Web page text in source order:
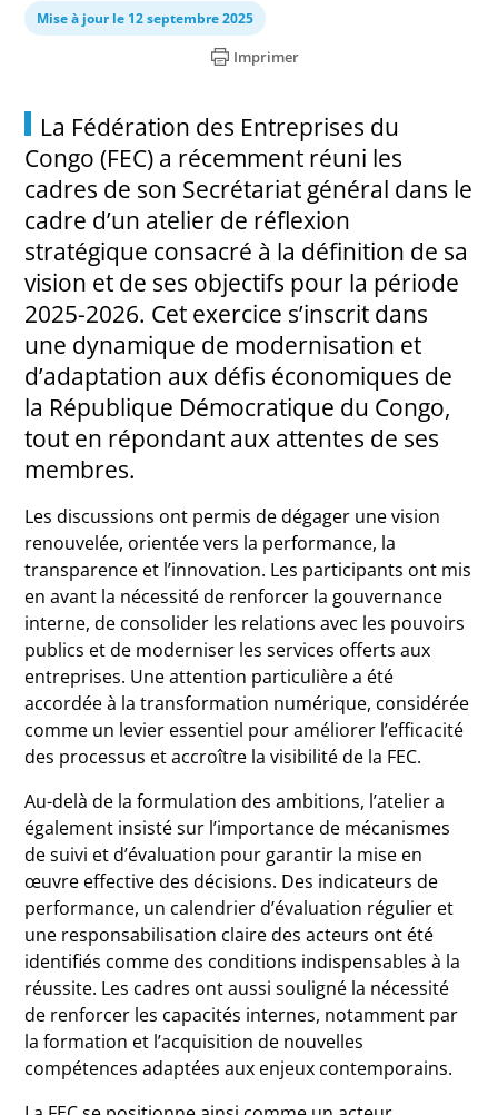
Mise à jour le 12 septembre 2025
Imprimer
La Fédération des Entreprises du
Congo (FEC) a récemment réuni les
cadres de son Secrétariat général dans le
cadre d’un atelier de réflexion
stratégique consacré à la définition de sa
vision et de ses objectifs pour la période
2025-2026. Cet exercice s’inscrit dans
une dynamique de modernisation et
d’adaptation aux défis économiques de
la République Démocratique du Congo,
tout en répondant aux attentes de ses
membres.
Les discussions ont permis de dégager une vision
renouvelée, orientée vers la performance, la
transparence et l’innovation. Les participants ont mis
en avant la nécessité de renforcer la gouvernance
interne, de consolider les relations avec les pouvoirs
publics et de moderniser les services offerts aux
entreprises. Une attention particulière a été
accordée à la transformation numérique, considérée
comme un levier essentiel pour améliorer l’efficacité
des processus et accroître la visibilité de la FEC.
Au-delà de la formulation des ambitions, l’atelier a
également insisté sur l’importance de mécanismes
de suivi et d’évaluation pour garantir la mise en
œuvre effective des décisions. Des indicateurs de
performance, un calendrier d’évaluation régulier et
une responsabilisation claire des acteurs ont été
identifiés comme des conditions indispensables à la
réussite. Les cadres ont aussi souligné la nécessité
de renforcer les capacités internes, notamment par
la formation et l’acquisition de nouvelles
compétences adaptées aux enjeux contemporains.